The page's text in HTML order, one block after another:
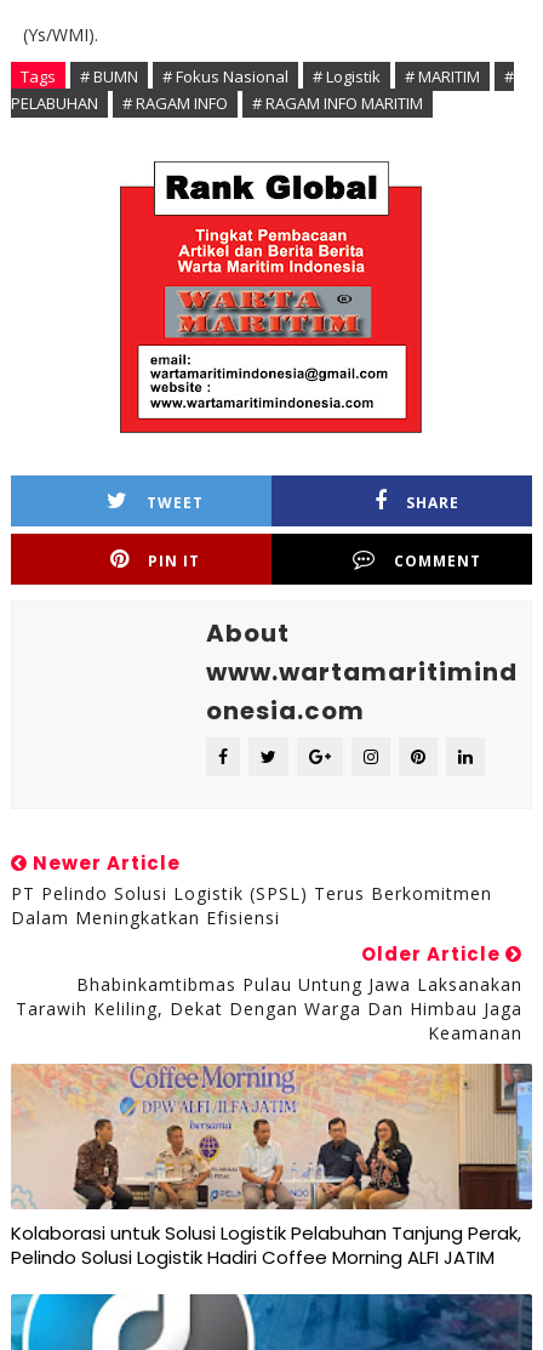
(Ys/WMI).
Tags # BUMN # Fokus Nasional # Logistik # MARITIM
#
PELABUHAN
# RAGAM INFO # RAGAM INFO MARITIM
TWEET SHARE
PIN IT COMMENT
About
www.wartamaritimind
onesia.com
Newer Article
PT Pelindo Solusi Logistik (SPSL) Terus Berkomitmen
Dalam Meningkatkan Efisiensi
Older Article
Bhabinkamtibmas Pulau Untung Jawa Laksanakan
Tarawih Keliling, Dekat Dengan Warga Dan Himbau Jaga
Keamanan
Kolaborasi untuk Solusi Logistik Pelabuhan Tanjung Perak,
Pelindo Solusi Logistik Hadiri Coffee Morning ALFI JATIM